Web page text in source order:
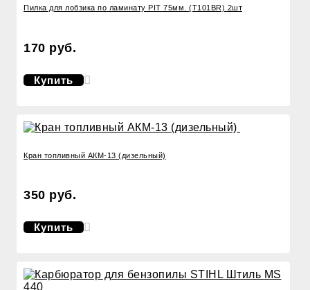
Пилка для лобзика по ламинату PIT 75мм. (Т101ВR) 2шт
170 руб.
Купить
Кран топливный АКМ-13 (дизельный)
350 руб.
Купить